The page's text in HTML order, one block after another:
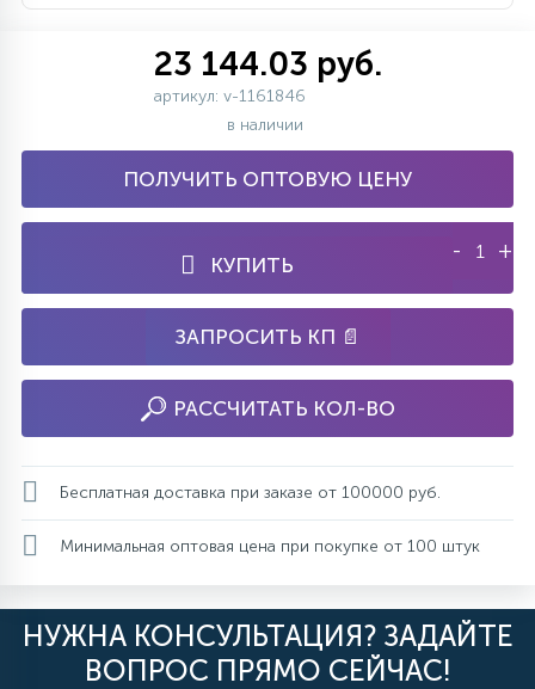
23 144.03 руб.
артикул: v-1161846
в наличии
ПОЛУЧИТЬ ОПТОВУЮ ЦЕНУ
КУПИТЬ
- +
ЗАПРОСИТЬ КП 📄
РАССЧИТАТЬ КОЛ-ВО
Бесплатная доставка при заказе от 100000 руб.
Минимальная оптовая цена при покупке от 100 штук
НУЖНА КОНСУЛЬТАЦИЯ? ЗАДАЙТЕ
ВОПРОС ПРЯМО СЕЙЧАС!